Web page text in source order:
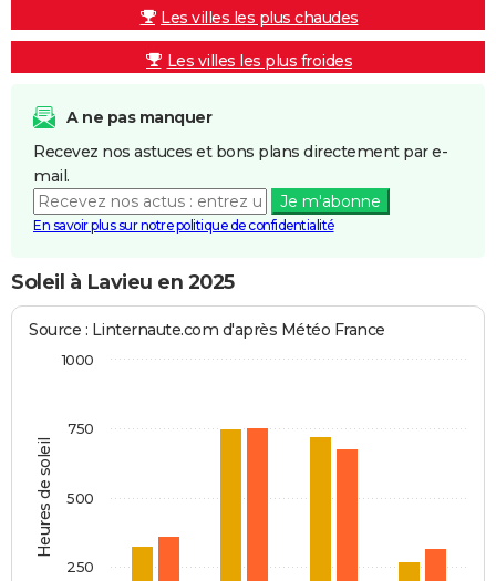
Les villes les plus chaudes
Les villes les plus froides
A ne pas manquer
Recevez nos astuces et bons plans directement par e-
mail.
Je m'abonne
En savoir plus sur notre politique de confidentialité
Soleil à Lavieu en 2025
Heures de soleil
Source : Linternaute.com d'après Météo France
250
500
750
1000